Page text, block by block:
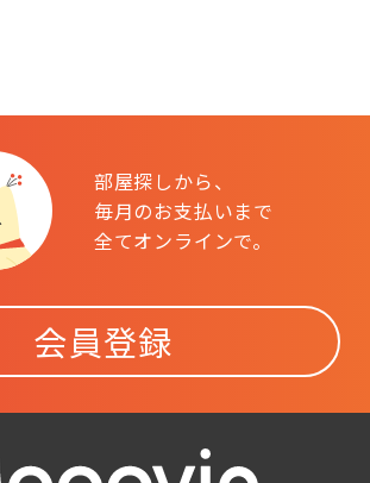
部屋探しから、
毎月のお支払いまで
全てオンラインで。
会員登録